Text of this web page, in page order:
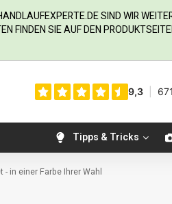
SIND WIR
FINDEN SIE AUF DEN
Tipps & Tricks
in einer Farbe Ihrer Wahl